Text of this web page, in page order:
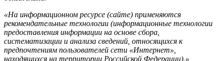
«На информационном ресурсе (сайте) применяются
рекомендательные технологии (информационные технологии
предоставления информации на основе сбора,
систематизации и анализа сведений, относящихся к
предпочтениям пользователей сети «Интернет»,
находящихся на территории Российской Федерации).»